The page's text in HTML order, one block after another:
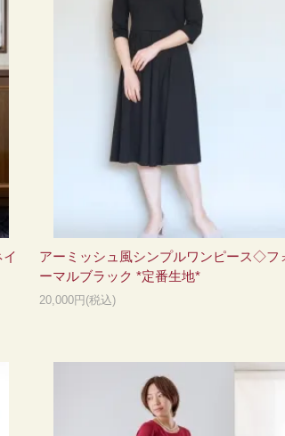
アーミッシュ風シンプルワンピース◇フ
ーマルブラック *定番生地*
20,000円(税込)